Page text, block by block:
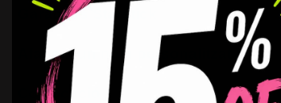
Garanties Starstick
Afageix un nom personalitzat
Col·locació